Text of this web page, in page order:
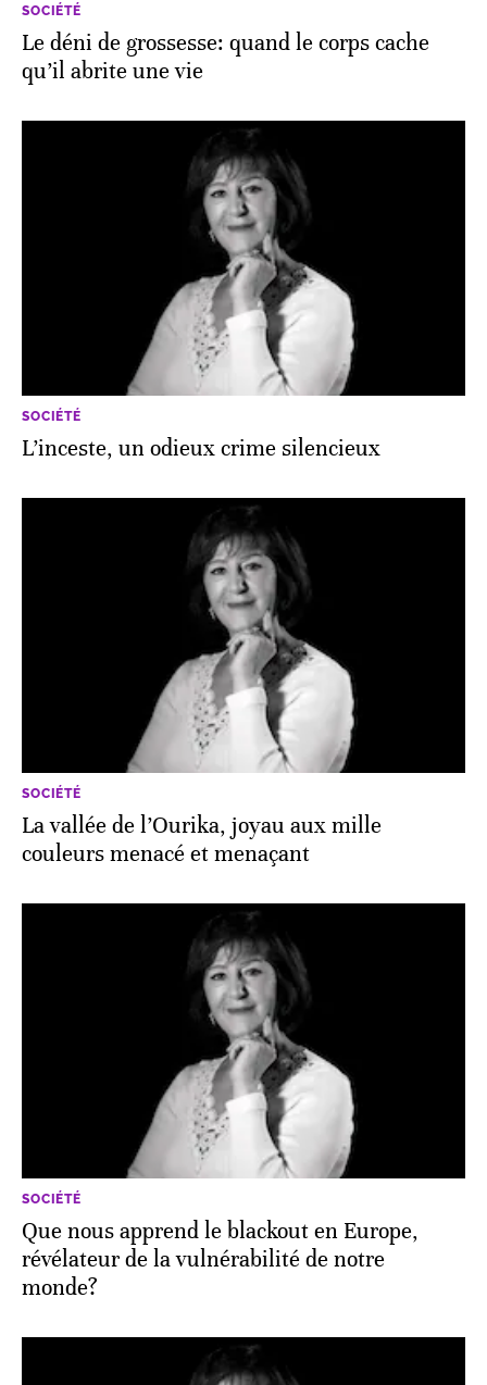
SOCIÉTÉ
Le déni de grossesse: quand le corps cache
qu’il abrite une vie
SOCIÉTÉ
L’inceste, un odieux crime silencieux
SOCIÉTÉ
La vallée de l’Ourika, joyau aux mille
couleurs menacé et menaçant
SOCIÉTÉ
Que nous apprend le blackout en Europe,
révélateur de la vulnérabilité de notre
monde?